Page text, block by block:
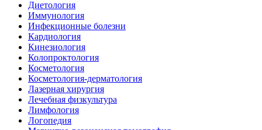
Диетология
Иммунология
Инфекционные болезни
Кардиология
Кинезиология
Колопроктология
Косметология
Косметология-дерматология
Лазерная хирургия
Лечебная физкультура
Лимфология
Логопедия